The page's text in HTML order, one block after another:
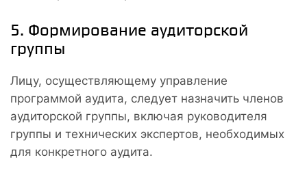
5. Формирование аудиторской
группы
Лицу, осуществляющему управление
программой аудита, следует назначить членов
аудиторской группы, включая руководителя
группы и технических экспертов, необходимых
для конкретного аудита.